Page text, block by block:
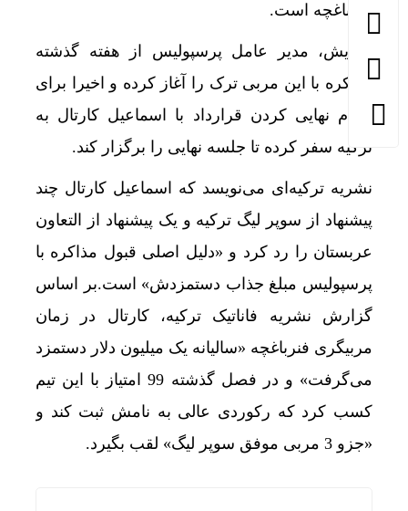
فنرباغچه است.
درویش، مدیر عامل پرسپولیس از هفته گذشته
مذاکره با این مربی ترک را آغاز کرده و اخیرا برای
انجام نهایی کردن قرارداد با اسماعیل کارتال به
ترکیه سفر کرده تا جلسه نهایی را برگزار کند.
نشریه ترکیه‌ای می‌نویسد که اسماعیل کارتال چند
پیشنهاد از سوپر لیگ ترکیه و یک پیشنهاد از التعاون
عربستان را رد کرد و «دلیل اصلی قبول مذاکره با
پرسپولیس مبلغ جذاب دستمزدش» است.بر اساس
گزارش نشریه فاناتیک ترکیه، کارتال در زمان
مربیگری فنرباغچه «سالیانه یک میلیون دلار دستمزد
می‌گرفت» و در فصل گذشته 99 امتیاز با این تیم
کسب کرد که رکوردی عالی به نامش ثبت کند و
«جزو 3 مربی موفق سوپر لیگ» لقب بگیرد.